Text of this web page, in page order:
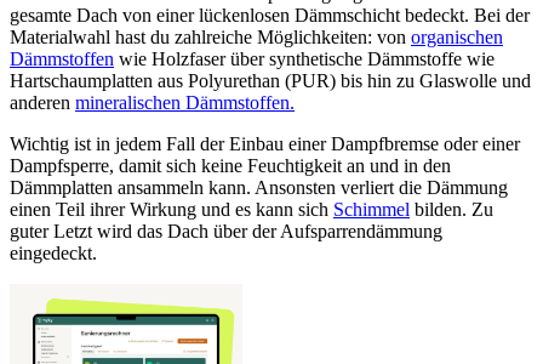
gesamte Dach von einer lückenlosen Dämmschicht bedeckt. Bei der
Materialwahl hast du zahlreiche Möglichkeiten: von organischen
Dämmstoffen wie Holzfaser über synthetische Dämmstoffe wie
Hartschaumplatten aus Polyurethan (PUR) bis hin zu Glaswolle und
anderen mineralischen Dämmstoffen.
Wichtig ist in jedem Fall der Einbau einer Dampfbremse oder einer
Dampfsperre, damit sich keine Feuchtigkeit an und in den
Dämmplatten ansammeln kann. Ansonsten verliert die Dämmung
einen Teil ihrer Wirkung und es kann sich Schimmel bilden. Zu
guter Letzt wird das Dach über der Aufsparrendämmung
eingedeckt.